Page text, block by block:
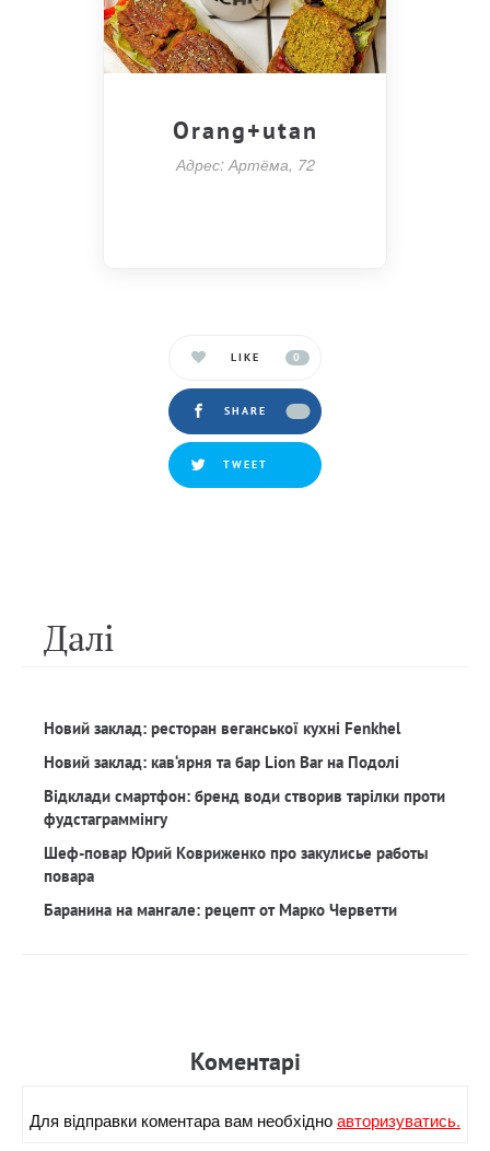
Orang+utan
Адрес: Артёма, 72
LIKE 0
SHARE
TWEET
Далi
Новий заклад: ресторан веганської кухні Fenkhel
Новий заклад: кав‘ярня та бар Lion Bar на Подолі
Відклади смартфон: бренд води створив тарілки проти
фудстаграммінгу
Шеф-повар Юрий Ковриженко про закулисье работы
повара
Баранина на мангале: рецепт от Марко Черветти
Коментарi
Для вiдправки коментара вам необхiдноавторизуватись.